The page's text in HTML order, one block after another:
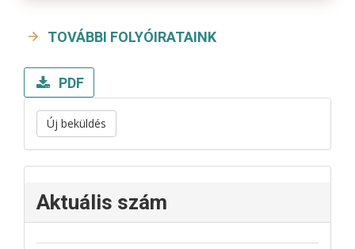
TOVÁBBI FOLYÓIRATAINK
PDF
Új beküldés
Aktuális szám